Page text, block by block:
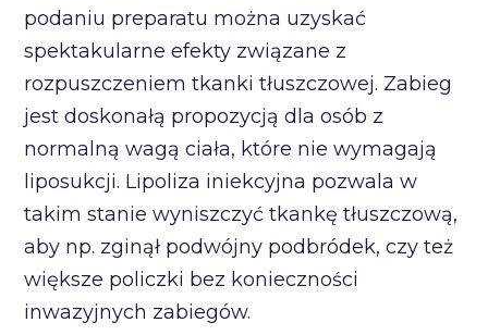
podaniu preparatu można uzyskać
spektakularne efekty związane z
rozpuszczeniem tkanki tłuszczowej. Zabieg
jest doskonałą propozycją dla osób z
normalną wagą ciała, które nie wymagają
liposukcji. Lipoliza iniekcyjna pozwala w
takim stanie wyniszczyć tkankę tłuszczową,
aby np. zginął podwójny podbródek, czy też
większe policzki bez konieczności
inwazyjnych zabiegów.